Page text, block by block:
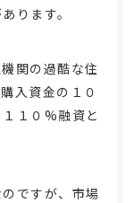
ります。
関の過酷な住
入資金の１０
１０%融資と
ですが、市場